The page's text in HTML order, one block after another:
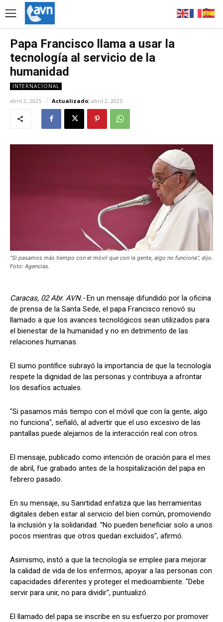
Papa Francisco llama a usar la
tecnología al servicio de la
humanidad
INTERNACIONAL
abril 2, 2025 Actualizado: abril 2, 2025
"Si pasamos más tiempo con el móvil que con la gente, algo no funciona", dijo.
Foto: Agencias.
Caracas, 02 Abr. AVN.-En un mensaje difundido por la oficina
de prensa de la Santa Sede, el papa Francisco renovó su
llamado a que los avances tecnológicos sean utilizados para
el bienestar de la humanidad y no en detrimento de las
relaciones humanas.
El sumo pontífice subrayó la importancia de que la tecnología
respete la dignidad de las personas y contribuya a afrontar
los desafíos actuales.
"Si pasamos más tiempo con el móvil que con la gente, algo
no funciona", señaló, al advertir que el uso excesivo de las
pantallas puede alejarnos de la interacción real con otros.
El mensaje, publicado como intención de oración para el mes
de abril, fue grabado antes de la hospitalización del papa en
febrero pasado.
En su mensaje, su Sanrtidad enfatiza que las herramientas
digitales deben estar al servicio del bien común, promoviendo
la inclusión y la solidaridad. "No pueden beneficiar solo a unos
pocos mientras que otros quedan excluidos", afirmó.
Asimismo, instó a que la tecnología se emplee para mejorar
la calidad de vida de los enfermos, apoyar a las personas con
capacidades diferentes y proteger el medioambiente. "Debe
servir para unir, no para dividir", puntualizó.
El llamado del papa se inscribe en su esfuerzo por promover